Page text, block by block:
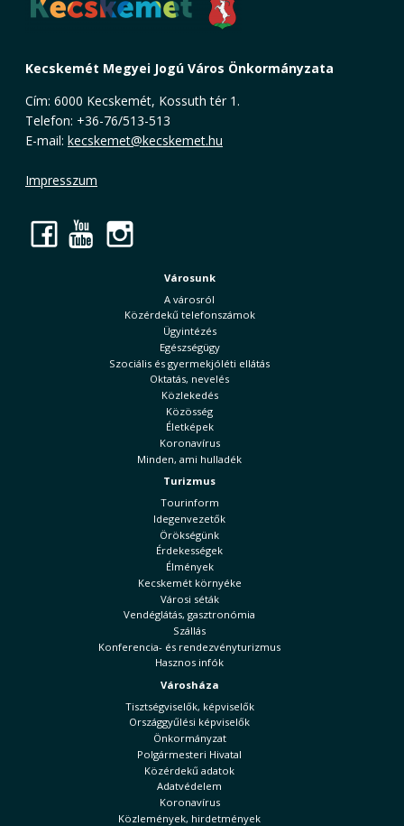
Kecskemét Megyei Jogú Város Önkormányzata
Cím: 6000 Kecskemét, Kossuth tér 1.
Telefon: +36-76/513-513
E-mail: kecskemet@kecskemet.hu
Impresszum
Facebook
YouTube
Városunk
A városról
Közérdekű telefonszámok
Ügyintézés
Egészségügy
Szociális és gyermekjóléti ellátás
Oktatás, nevelés
Közlekedés
Közösség
Életképek
Koronavírus
Minden, ami hulladék
Turizmus
Tourinform
Idegenvezetők
Örökségünk
Érdekességek
Élmények
Kecskemét környéke
Városi séták
Vendéglátás, gasztronómia
Szállás
Konferencia- és rendezvényturizmus
Hasznos infók
Városháza
Tisztségviselők, képviselők
Országgyűlési képviselők
Önkormányzat
Polgármesteri Hivatal
Közérdekű adatok
Adatvédelem
Koronavírus
Közlemények, hirdetmények